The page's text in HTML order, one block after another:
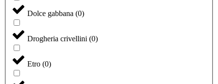
Dolce gabbana (0)
Drogheria crivellini (0)
Etro (0)